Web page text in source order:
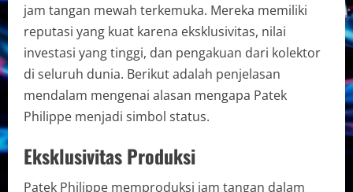
jam tangan mewah terkemuka. Mereka memiliki
reputasi yang kuat karena eksklusivitas, nilai
investasi yang tinggi, dan pengakuan dari kolektor
di seluruh dunia. Berikut adalah penjelasan
mendalam mengenai alasan mengapa Patek
Philippe menjadi simbol status.
Eksklusivitas Produksi
Patek Philippe memproduksi jam tangan dalam